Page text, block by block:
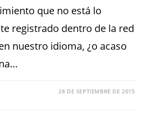
que no está lo
registrado dentro de la red
nuestro idioma, ¿o acaso
28 DE SEPTIEMBRE DE 2015